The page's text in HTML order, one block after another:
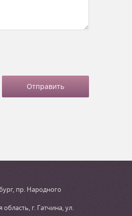
, пр. Народного
область, г. Гатчина,ул.